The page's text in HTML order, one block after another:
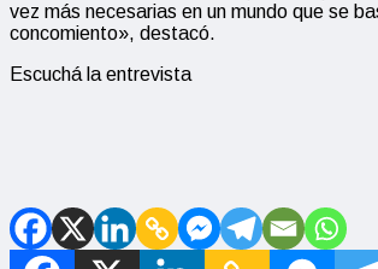
vez más necesarias en un mundo que se
concomiento», destacó.
Escuchá la entrevista